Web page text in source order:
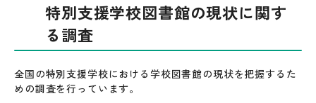
特別支援学校図書館の現状に関す
る調査
全国の特別支援学校における学校図書館の現状を把握するた
めの調査を行っています。